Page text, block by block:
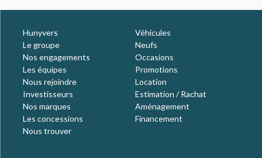
Hunyvers
Le groupe
Nos engagements
Les équipes
Nous rejoindre
Investisseurs
Nos marques
Les concessions
Nous trouver
Véhicules
Neufs
Occasions
Promotions
Location
Estimation / Rachat
Aménagement
Financement